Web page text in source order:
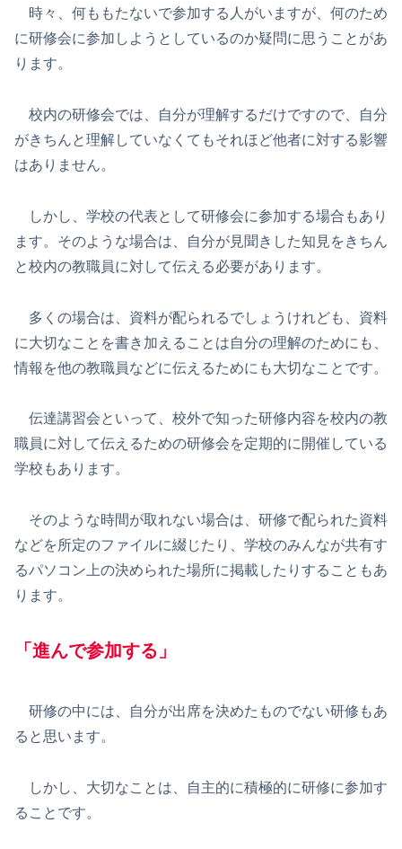
時々、何ももたないで参加する人がいますが、何のため
に研修会に参加しようとしているのか疑問に思うことがあ
ります。
校内の研修会では、自分が理解するだけですので、自分
がきちんと理解していなくてもそれほど他者に対する影響
はありません。
しかし、学校の代表として研修会に参加する場合もあり
ます。そのような場合は、自分が見聞きした知見をきちん
と校内の教職員に対して伝える必要があります。
多くの場合は、資料が配られるでしょうけれども、資料
に大切なことを書き加えることは自分の理解のためにも、
情報を他の教職員などに伝えるためにも大切なことです。
伝達講習会といって、校外で知った研修内容を校内の教
職員に対して伝えるための研修会を定期的に開催している
学校もあります。
そのような時間が取れない場合は、研修で配られた資料
などを所定のファイルに綴じたり、学校のみんなが共有す
るパソコン上の決められた場所に掲載したりすることもあ
ります。
「 進んで参加する 」
研修の中には、自分が出席を決めたものでない研修もあ
ると思います。
しかし、大切なことは、自主的に積極的に研修に参加す
ることです。